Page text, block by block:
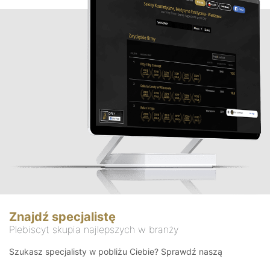
Znajdź specjalistę
Plebiscyt skupia najlepszych w branży
Szukasz specjalisty w pobliżu Ciebie? Sprawdź naszą